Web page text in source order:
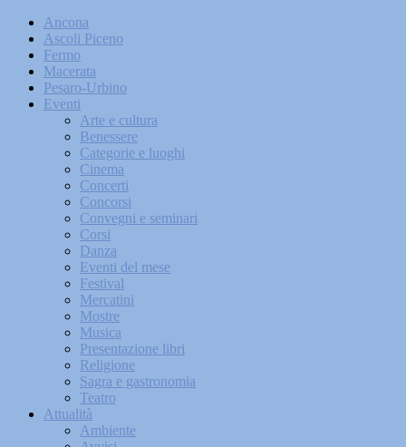
Ancona
Ascoli Piceno
Fermo
Macerata
Pesaro-Urbino
Eventi
Arte e cultura
Benessere
Categorie e luoghi
Cinema
Concerti
Concorsi
Convegni e seminari
Corsi
Danza
Eventi del mese
Festival
Mercatini
Mostre
Musica
Presentazione libri
Religione
Sagra e gastronomia
Teatro
Attualità
Ambiente